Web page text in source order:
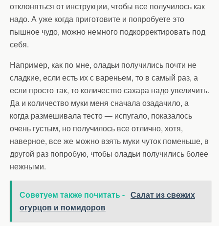
отклоняться от инструкции, чтобы все получилось как
надо. А уже когда приготовите и попробуете это
пышное чудо, можно немного подкорректировать под
себя.
Например, как по мне, оладьи получились почти не
сладкие, если есть их с вареньем, то в самый раз, а
если просто так, то количество сахара надо увеличить.
Да и количество муки меня сначала озадачило, а
когда размешивала тесто — испугало, показалось
очень густым, но получилось все отлично, хотя,
наверное, все же можно взять муки чуток поменьше, в
другой раз попробую, чтобы оладьи получились более
нежными.
Советуем также почитать - Салат из свежих
огурцов и помидоров